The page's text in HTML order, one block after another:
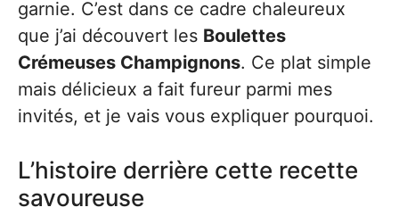
garnie. C’est dans ce cadre chaleureux
que j’ai découvert les Boulettes
Crémeuses Champignons. Ce plat simple
mais délicieux a fait fureur parmi mes
invités, et je vais vous expliquer pourquoi.
L’histoire derrière cette recette
savoureuse